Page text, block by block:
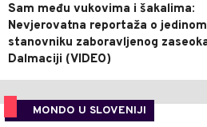
Sam među vukovima i šakalima:
Nevjerovatna reportaža o jedinom
stanovniku zaboravljenog
Dalmaciji (VIDEO)
MONDO U SLOVENIJI